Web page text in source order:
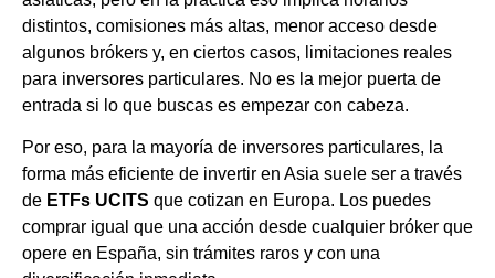
distintos, comisiones más altas, menor acceso desde
algunos brókers y, en ciertos casos, limitaciones reales
para inversores particulares. No es la mejor puerta de
entrada si lo que buscas es empezar con cabeza.
Por eso, para la mayoría de inversores particulares, la
forma más eficiente de invertir en Asia suele ser a través
de ETFs UCITS que cotizan en Europa. Los puedes
comprar igual que una acción desde cualquier bróker que
opere en España, sin trámites raros y con una